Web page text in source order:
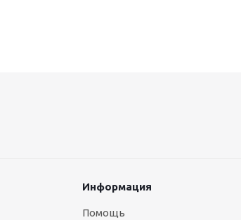
Информация
Помощь